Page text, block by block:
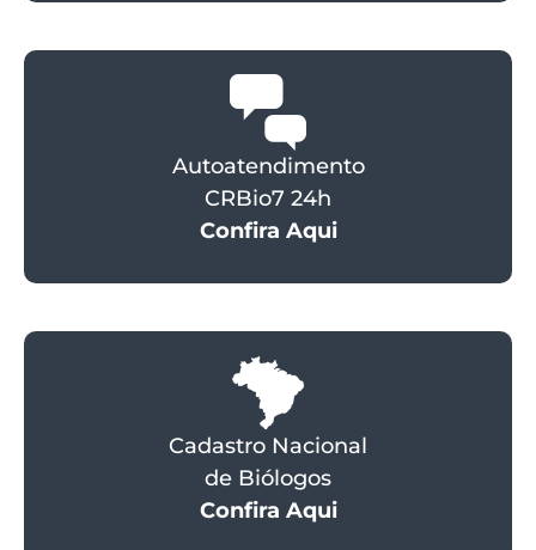
Autoatendimento
CRBio7 24h
Confira Aqui
Cadastro Nacional
de Biólogos
Confira Aqui